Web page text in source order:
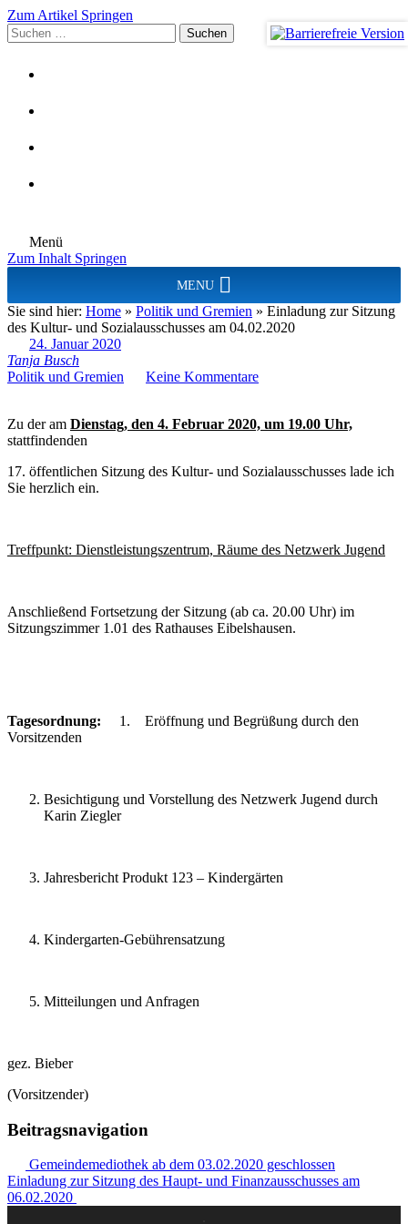
Zum Artikel Springen
Suchen
nach:
Menü
Zum Inhalt Springen
MENU
Sie sind hier: Home » Politik und Gremien » Einladung zur Sitzung
des Kultur- und Sozialausschusses am 04.02.2020
24. Januar 2020
Tanja Busch
Politik und Gremien
Keine Kommentare
Zu der am Dienstag, den 4. Februar 2020, um 19.00 Uhr,
stattfindenden
17. öffentlichen Sitzung des Kultur- und Sozialausschusses lade ich
Sie herzlich ein.
Treffpunkt: Dienstleistungszentrum, Räume des Netzwerk Jugend
Anschließend Fortsetzung der Sitzung (ab ca. 20.00 Uhr) im
Sitzungszimmer 1.01 des Rathauses Eibelshausen.
Tagesordnung:
1. Eröffnung und Begrüßung durch den
Vorsitzenden
Besichtigung und Vorstellung des Netzwerk Jugend durch
Karin Ziegler
Jahresbericht Produkt 123 – Kindergärten
Kindergarten-Gebührensatzung
Mitteilungen und Anfragen
gez. Bieber
(Vorsitzender)
Beitragsnavigation
Gemeindemediothek ab dem 03.02.2020 geschlossen
Einladung zur Sitzung des Haupt- und Finanzausschusses am
06.02.2020